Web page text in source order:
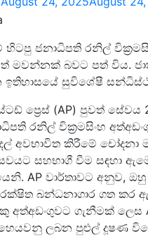
හිටපු ජනාධිපති රනිල්
මවන්නක් බවට පත් විය.
ඉතිහාසයේ සුවිශේෂී
ප්‍රෙස් (AP) පුවත් සේවය
රනිල් වික්‍රමසිංහ
අවභාවිත කිරීමේ චෝදනා
සහභාගී වීම සඳහා
AP වාර්තාවට අනුව,
බන්ධනාගාර ගත කර
අත්අඩංගුවට ගැනීමක්
ලබන පුළුල් දූෂණ